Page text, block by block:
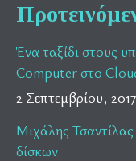
Ένα ταξίδι στους
Computer στο
2 Σεπτεμβρίου, 2017
Μιχάλης
δίσκων